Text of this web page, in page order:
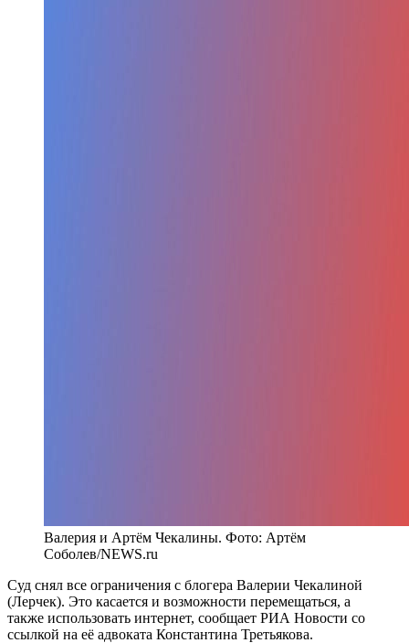
Валерия и Артём Чекалины. Фото: Артём
Соболев/NEWS.ru
Суд снял все ограничения с блогера Валерии Чекалиной
(Лерчек). Это касается и возможности перемещаться, а
также использовать интернет, сообщает РИА Новости со
ссылкой на её адвоката Константина Третьякова.